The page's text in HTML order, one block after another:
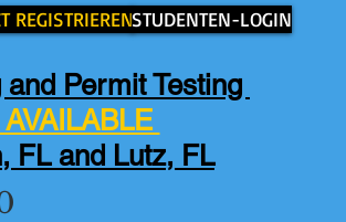
REGISTRIERENSTUDENTEN-LOGIN
Permit Testing
FL and Lutz, FL